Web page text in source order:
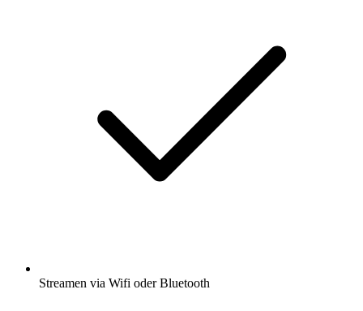
Streamen via Wifi oder Bluetooth